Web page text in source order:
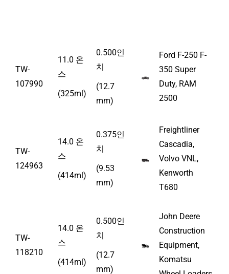
TW-
107990
11.0 온
스
(325ml)
0.500인
치
(12.7
mm)
Ford F-250 F-
350 Super
Duty, RAM
2500
TW-
124963
14.0 온
스
(414ml)
0.375인
치
(9.53
mm)
Freightliner
Cascadia,
Volvo VNL,
Kenworth
T680
TW-
118210
14.0 온
스
(414ml)
0.500인
치
(12.7
mm)
John Deere
Construction
Equipment,
Komatsu